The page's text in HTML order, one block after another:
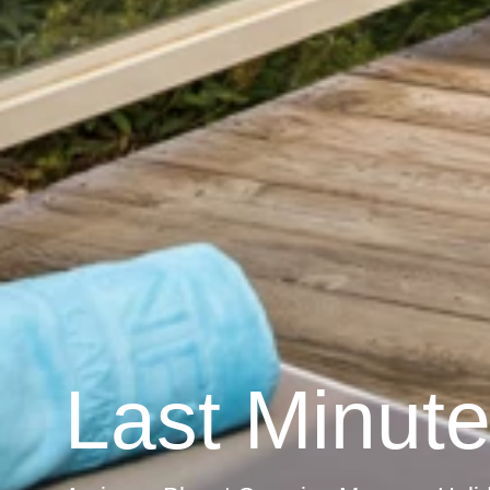
Last Minute